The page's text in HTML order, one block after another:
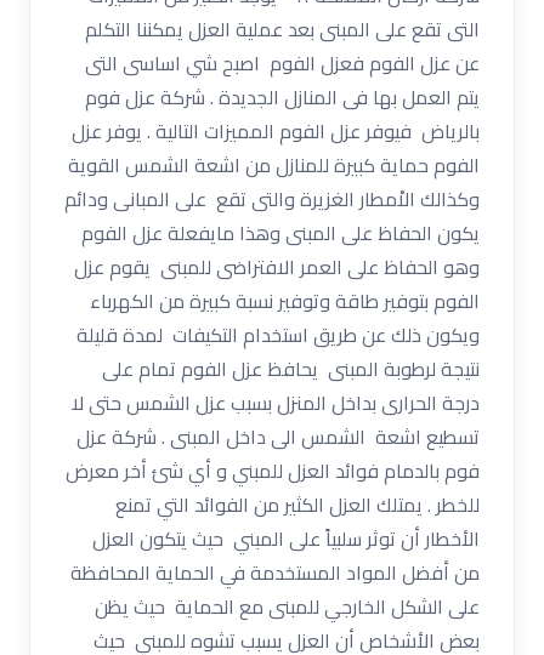
التى تقع على المبنى بعد عملية العزل يمكننا التكلم
عن عزل الفوم فعزل الفوم اصبح شي اساسى التى
يتم العمل بها فى المنازل الجديدة . شركة عزل فوم
بالرياض فيوفر عزل الفوم المميزات التالية . يوفر عزل
الفوم حماية كبيرة للمنازل من اشعة الشمس القوية
وكذالك الاْمطار الغزيرة والتى تقع على المبانى ودائم
يكون الحفاظ على المبنى وهذا مايفعلة عزل الفوم
وهو الحفاظ على العمر الافتراضى للمبنى يقوم عزل
الفوم بتوفير طاقة وتوفير نسبة كبيرة من الكهرباء
ويكون ذلك عن طريق استخدام التكيفات لمدة قليلة
نتيجة لرطوبة المبنى يحافظ عزل الفوم تمام على
درجة الحرارى بداخل المنزل بسبب عزل الشمس حتى لا
تسطيع اشعة الشمس الى داخل المبنى . شركة عزل
فوم بالدمام فوائد العزل للمبني و أي شئ أخر معرض
للخطر . يمتلك العزل الكثير من الفوائد التي تمنع
الأخطار أن توثر سلبياً على المبني حيث يتكون العزل
من أفضل المواد المستخدمة في الحماية المحافظة
على الشكل الخارجي للمبنى مع الحماية حيث يظن
بعض الأشخاص أن العزل يسبب تشوه للمبني حيث